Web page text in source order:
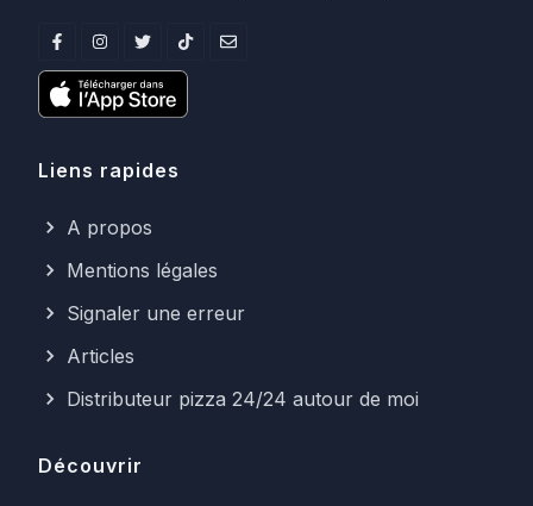
Liens rapides
A propos
Mentions légales
Signaler une erreur
Articles
Distributeur pizza 24/24 autour de moi
Découvrir